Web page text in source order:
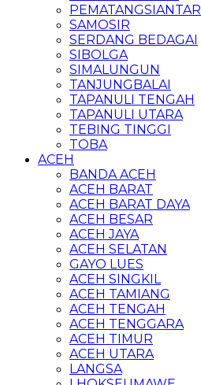
PEMATANGSIANTAR
SAMOSIR
SERDANG BEDAGAI
SIBOLGA
SIMALUNGUN
TANJUNGBALAI
TAPANULI TENGAH
TAPANULI UTARA
TEBING TINGGI
TOBA
ACEH
BANDA ACEH
ACEH BARAT
ACEH BARAT DAYA
ACEH BESAR
ACEH JAYA
ACEH SELATAN
GAYO LUES
ACEH SINGKIL
ACEH TAMIANG
ACEH TENGAH
ACEH TENGGARA
ACEH TIMUR
ACEH UTARA
LANGSA